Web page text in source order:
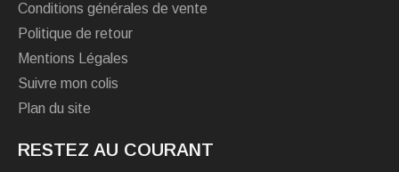
Conditions générales de vente
Politique de retour
Mentions Légales
Suivre mon colis
Plan du site
RESTEZ AU COURANT